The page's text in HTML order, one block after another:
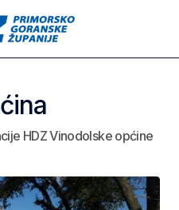
HDZ Vinodolske općine